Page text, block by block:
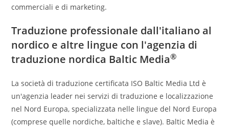
commerciali e di marketing.
Traduzione professionale dall'italiano al
nordico e altre lingue con l'agenzia di
traduzione nordica Baltic Media®
La società di traduzione certificata ISO Baltic Media Ltd è
un'agenzia leader nei servizi di traduzione e localizzazione
nel Nord Europa, specializzata nelle lingue del Nord Europa
(comprese quelle nordiche, baltiche e slave). Baltic Media è